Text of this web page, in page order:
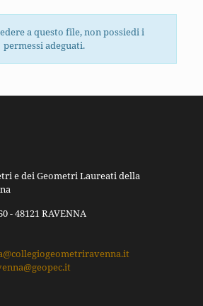
a questo file, non possiedi i
permessi adeguati.
e dei Geometri Laureati della
- 48121 RAVENNA